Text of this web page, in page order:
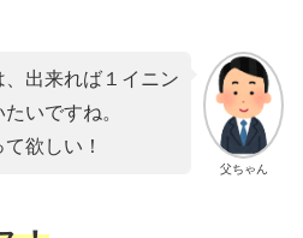
父ちゃん
出来れば１イニン
いですね。
欲しい！